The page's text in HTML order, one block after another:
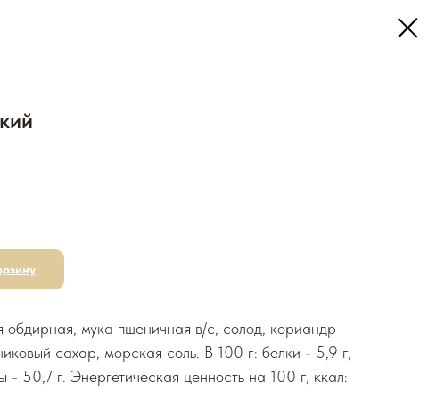
обдирная, мука пшеничная в/с, солод, кориандр
сахар, морская соль. В 100 г: белки - 5,9 г,
- 50,7 г. Энергетическая ценность на 100 г, ккал: